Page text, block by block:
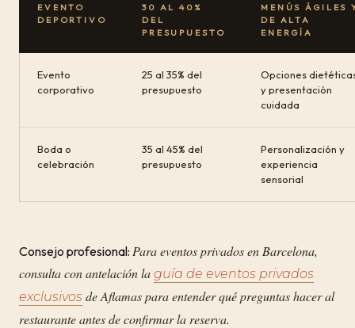
EVENTO
DEPORTIVO
30 AL 40%
DEL
PRESUPUESTO
MENÚS ÁGILES
DE ALTA
ENERGÍA
Evento
corporativo
25 al 35% del
presupuesto
Opciones
y presentación
cuidada
Boda o
celebración
35 al 45% del
presupuesto
Personalización y
experiencia
sensorial
Consejo profesional: Para eventos privados en Barcelona,
consulta con antelación la guía de eventos privados
exclusivos de Aflamas para entender qué preguntas hacer al
restaurante antes de confirmar la reserva.